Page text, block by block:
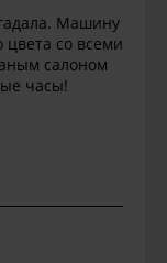
Машину
цвета со всеми
салоном
часы!